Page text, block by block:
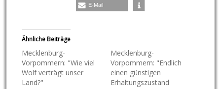
E-Mail
Ähnliche Beiträge
Mecklenburg-
Vorpommern: "Wie viel
Wolf verträgt unser
Land?"
Mecklenburg-
Vorpommern: "Endlich
einen günstigen
Erhaltungszustand